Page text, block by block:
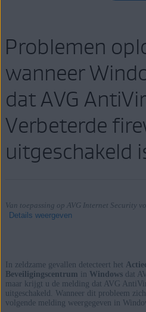
Problemen
wanneer
dat AVG
Verbeterde
uitgeschakeld
Details weergeven
Producten:
AVG Internet Security 21.x voor
AVG AntiVirus FREE 21.x voor
In zeldzame gevallen detecteert het
Beveiligingscentrum in Windowsdat
maar krijgt u de melding dat AVG
uitgeschakeld. Wanneer dit probleem
volgende melding weergegeven in